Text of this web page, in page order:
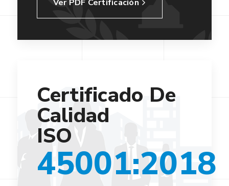
Ver PDF Certificación
Certificado De
Calidad
ISO
45001:2018